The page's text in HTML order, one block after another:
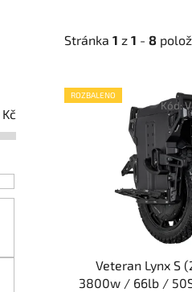
Kč
Stránka 1 z 1 - 8
V
ý
ROZBALENO
Veteran Lynx S
3800w / 66lb /
Kód: